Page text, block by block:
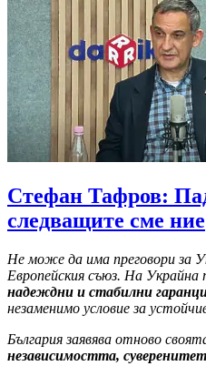
Стефан Тафров:
следващите сме ние
Не може да има преговори за
Европейския съюз. На
надеждни и стабилни
незаменимо условие за
България заявява отново
независимостта,